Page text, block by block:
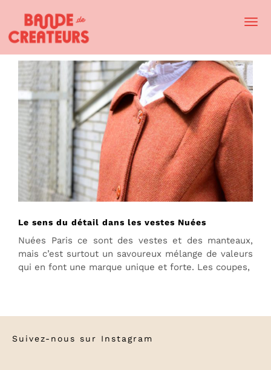
Le sens du détail dans les vestes Nuées
Nuées Paris ce sont des vestes et des manteaux,
mais c’est surtout un savoureux mélange de valeurs
qui en font une marque unique et forte. Les coupes,
Suivez-nous sur Instagram